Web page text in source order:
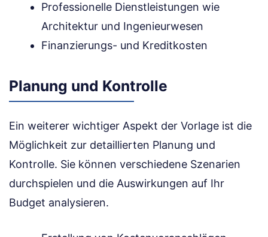
Professionelle Dienstleistungen wie
Architektur und Ingenieurwesen
Finanzierungs- und Kreditkosten
Planung und Kontrolle
Ein weiterer wichtiger Aspekt der Vorlage ist die
Möglichkeit zur detaillierten Planung und
Kontrolle. Sie können verschiedene Szenarien
durchspielen und die Auswirkungen auf Ihr
Budget analysieren.